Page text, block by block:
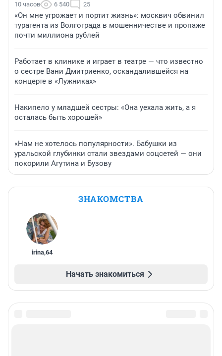
10 часов 6 540 25
«Он мне угрожает и портит жизнь»: москвич обвинил
турагента из Волгограда в мошенничестве и пропаже
почти миллиона рублей
Работает в клинике и играет в театре — что известно
о сестре Вани Дмитриенко, оскандалившейся на
концерте в «Лужниках»
Накипело у младшей сестры: «Она уехала жить, а я
осталась быть хорошей»
«Нам не хотелось популярности». Бабушки из
уральской глубинки стали звездами соцсетей — они
покорили Агутина и Бузову
ЗНАКОМСТВА
irina,64
Начать знакомиться